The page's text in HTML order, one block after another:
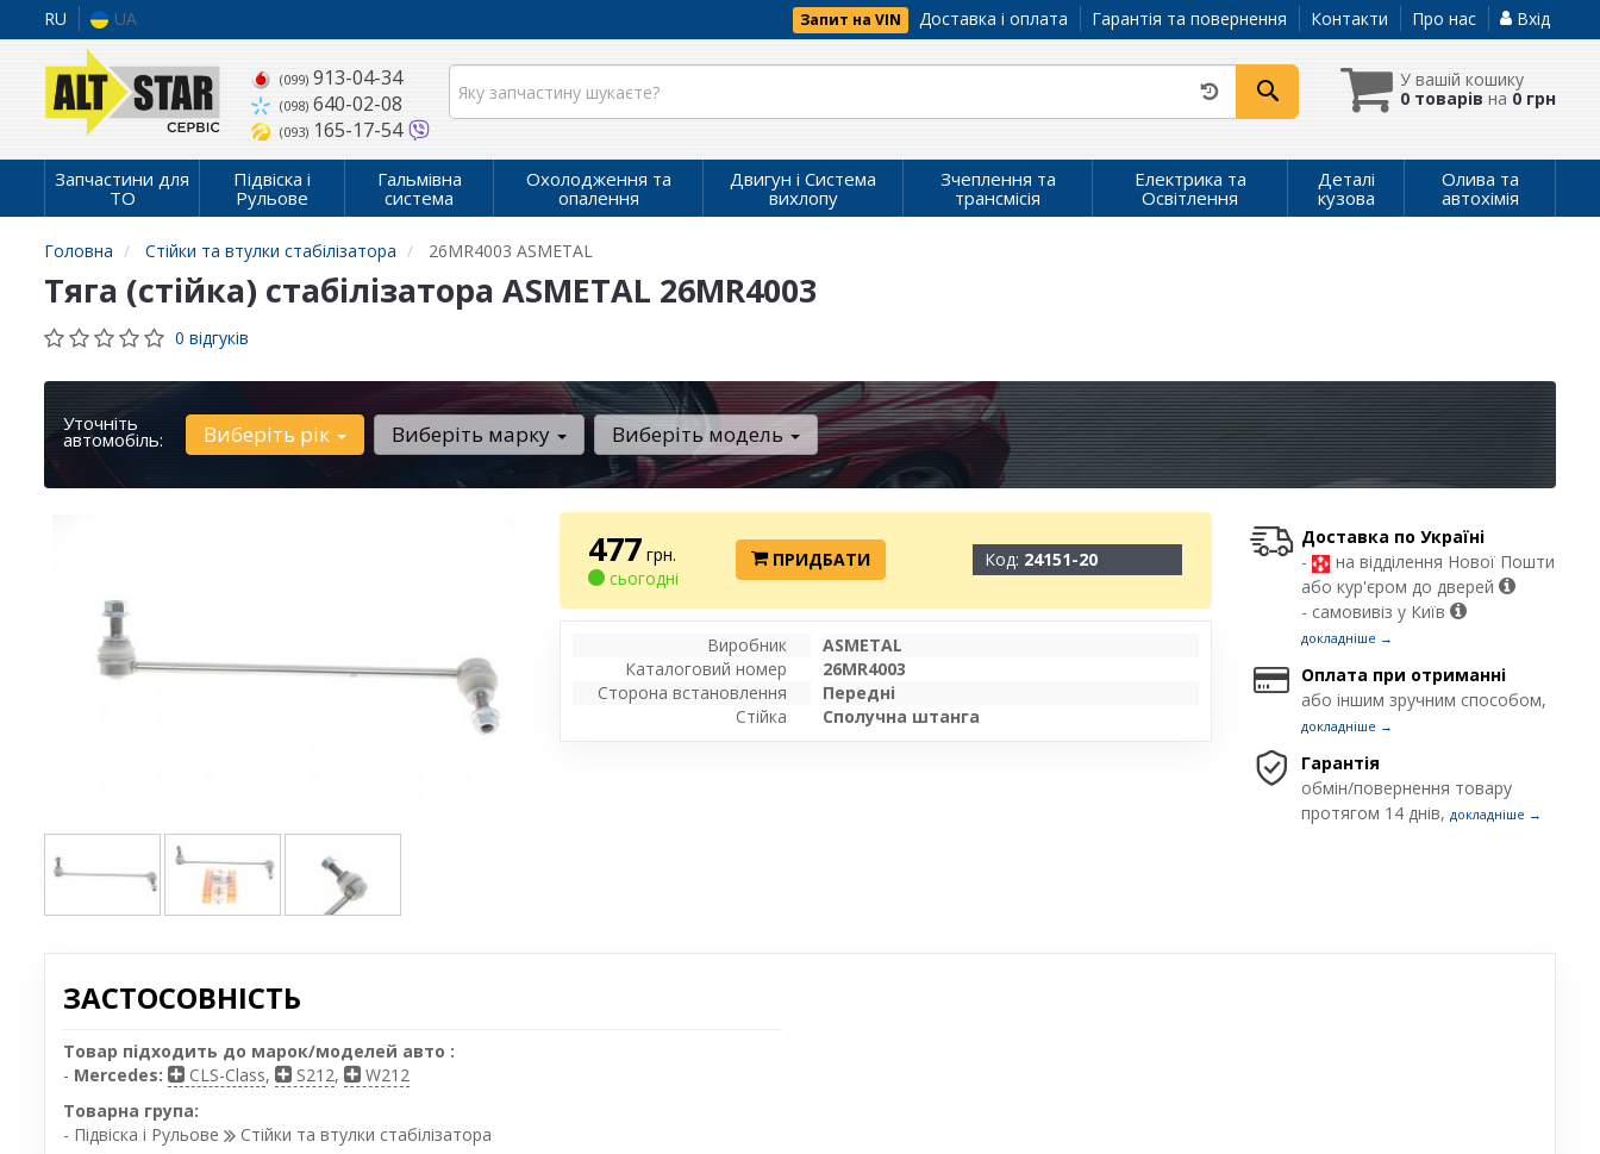
RU UA Запит на VIN Доставка і оплата Гарантія та повернення Контакти Про нас Вхід
(099)913-04-34
(098)640-02-08
(093)165-17-54
У вашій кошику
0 товарів на 0 грн
Запчастини для
ТО
Підвіска і
Рульове
Гальмівна
система
Охолодження та
опалення
Двигун і Система
вихлопу
Зчеплення та
трансмісія
Електрика та
Освітлення
Деталі
кузова
Олива та
автохімія
Головна Стійки та втулки стабілізатора 26MR4003 ASMETAL
Тяга (стійка) стабілізатора ASMETAL 26MR4003
0 відгуків
Уточніть
автомобіль: Виберіть рік Виберіть марку Виберіть модель
477 грн.
сьогодні
ПРИДБАТИ Код: 24151-20
Виробник
ASMETAL
Каталоговий номер
26MR4003
Сторона встановлення
Передні
Стійка
Сполучна штанга
Доставка по Україні
-
на відділення Нової Пошти
або кур'єром до дверей
- самовивіз у Київ
докладніше →
Оплата при отриманні
або іншим зручним способом,
докладніше →
Гарантія
обмін/повернення товару
протягом 14 днів,докладніше →
ЗАСТОСОВНІСТЬ
Товар підходить до марок/моделей авто :
- Mercedes: CLS-Class, S212,
W212
Товарна група:
- Підвіска і Рульове
Стійки та втулки стабілізатора